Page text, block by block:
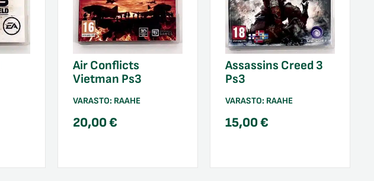
Air Conflicts
Vietman Ps3
VARASTO: RAAHE
20,00€
Assassins Creed 3
Ps3
VARASTO: RAAHE
15,00€